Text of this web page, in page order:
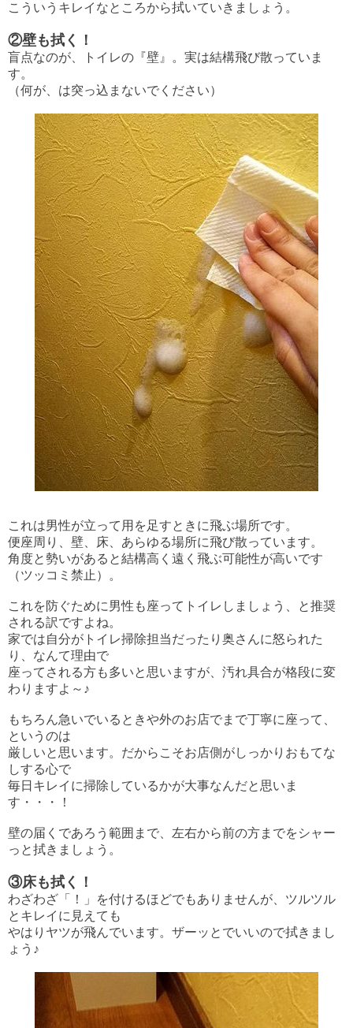
こういうキレイなところから拭いていきましょう。
②壁も拭く！
盲点なのが、トイレの『壁』。実は結構飛び散っていま
す。
（何が、は突っ込まないでください）
これは男性が立って用を足すときに飛ぶ場所です。
便座周り、壁、床、あらゆる場所に飛び散っています。
角度と勢いがあると結構高く遠く飛ぶ可能性が高いです
（ツッコミ禁止）。
これを防ぐために男性も座ってトイレしましょう、と推奨
される訳ですよね。
家では自分がトイレ掃除担当だったり奥さんに怒られた
り、なんて理由で
座ってされる方も多いと思いますが、汚れ具合が格段に変
わりますよ～♪
もちろん急いでいるときや外のお店でまで丁寧に座って、
というのは
厳しいと思います。だからこそお店側がしっかりおもてな
しする心で
毎日キレイに掃除しているかが大事なんだと思いま
す・・・！
壁の届くであろう範囲まで、左右から前の方までをシャー
っと拭きましょう。
③床も拭く！
わざわざ「！」を付けるほどでもありませんが、ツルツル
とキレイに見えても
やはりヤツが飛んでいます。ザーッとでいいので拭きまし
ょう♪